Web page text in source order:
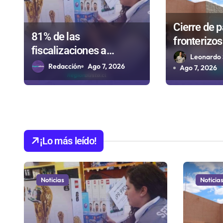
e
e
t
a
s
81% de las
fiscalizaciones a
juguetes en Antofagasta
termina en sumarios
Redacción Ago 7, 2026
Cierre de
importar
Paso
Leonardo
Ago 7, 2026
¡Lo más leído!
Noticias Noticias